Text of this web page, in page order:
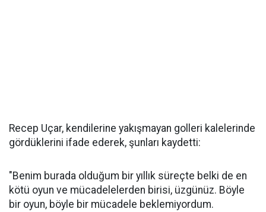
Recep Uçar, kendilerine yakışmayan golleri kalelerinde
gördüklerini ifade ederek, şunları kaydetti:
"Benim burada olduğum bir yıllık süreçte belki de en
kötü oyun ve mücadelelerden birisi, üzgünüz. Böyle
bir oyun, böyle bir mücadele beklemiyordum.